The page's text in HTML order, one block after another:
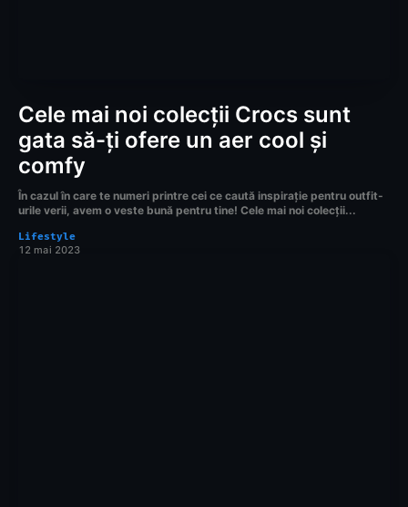
Cele mai noi colecții Crocs sunt
gata să-ți ofere un aer cool și
comfy
În cazul în care te numeri printre cei ce caută inspirație pentru outfit-
urile verii, avem o veste bună pentru tine! Cele mai noi colecții...
Lifestyle
12 mai 2023